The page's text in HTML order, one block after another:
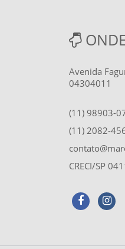
Avenida
04304011
(11) 98903-
(11) 2082-
CRECI/SP